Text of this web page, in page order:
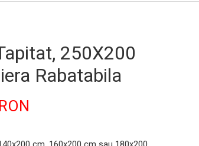
250X200
Rabatabila